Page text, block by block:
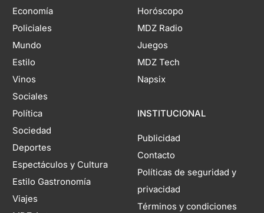
Economía
Policiales
Mundo
Estilo
Vinos
Sociales
Política
Sociedad
Deportes
Espectáculos y Cultura
Estilo Gastronomía
Viajes
Horóscopo
MDZ Radio
Juegos
MDZ Tech
Napsix
INSTITUCIONAL
Publicidad
Contacto
Políticas de seguridad y
privacidad
Términos y condiciones